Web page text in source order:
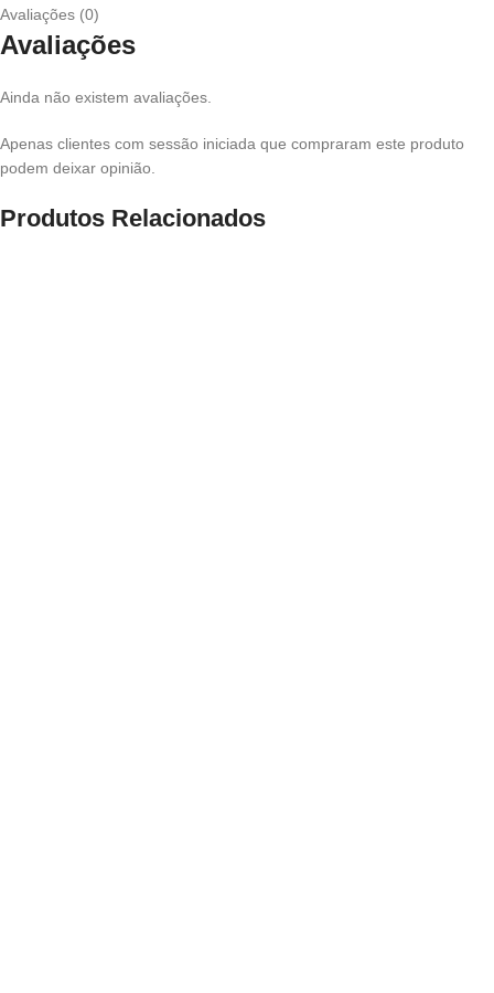
Avaliações (0)
Avaliações
Ainda não existem avaliações.
Apenas clientes com sessão iniciada que compraram este produto
podem deixar opinião.
Produtos Relacionados